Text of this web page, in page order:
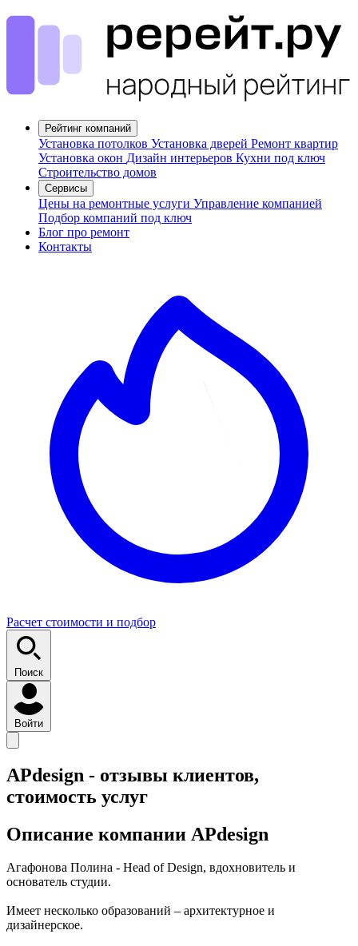
Рейтинг компаний
Установка потолков Установка дверей Ремонт квартир
Установка окон Дизайн интерьеров Кухни под ключ
Строительство домов
Сервисы
Цены на ремонтные услуги Управление компанией
Подбор компаний под ключ
Блог про ремонт
Контакты
Расчет стоимости и подбор
Поиск
Войти
APdesign - отзывы клиентов,
стоимость услуг
Описание компании APdesign
Агафонова Полина - Head of Design, вдохновитель и
основатель студии.
Имеет несколько образований – архитектурное и
дизайнерское.